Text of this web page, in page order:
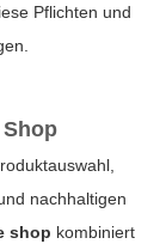
Pflichten und
nachhaltigen
shop kombiniert